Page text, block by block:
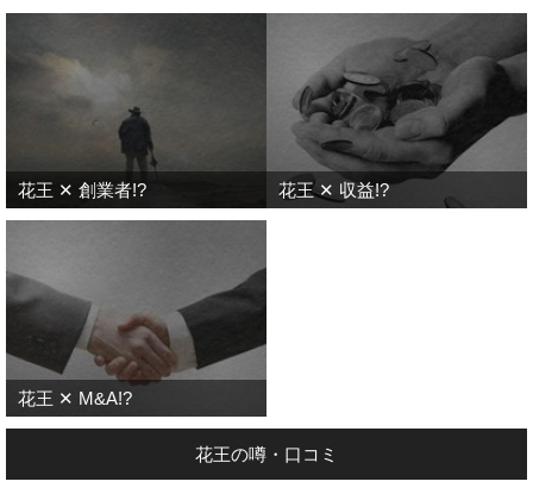
花王 ✕ 創業者!? 花王 ✕ 収益!?
花王 ✕ M&A!?
花王の噂・口コミ